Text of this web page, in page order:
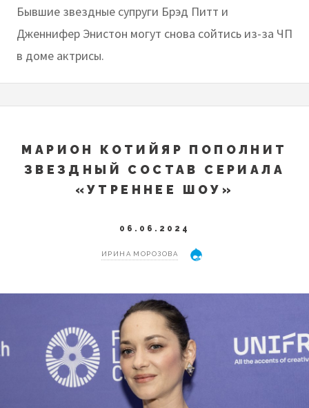
Бывшие звездные супруги Брэд Питт и
Дженнифер Энистон могут снова сойтись из-за ЧП
в доме актрисы.
МАРИОН КОТИЙЯР ПОПОЛНИТ
ЗВЕЗДНЫЙ СОСТАВ СЕРИАЛА
«УТРЕННЕЕ ШОУ»
06.06.2024
ИРИНА МОРОЗОВА